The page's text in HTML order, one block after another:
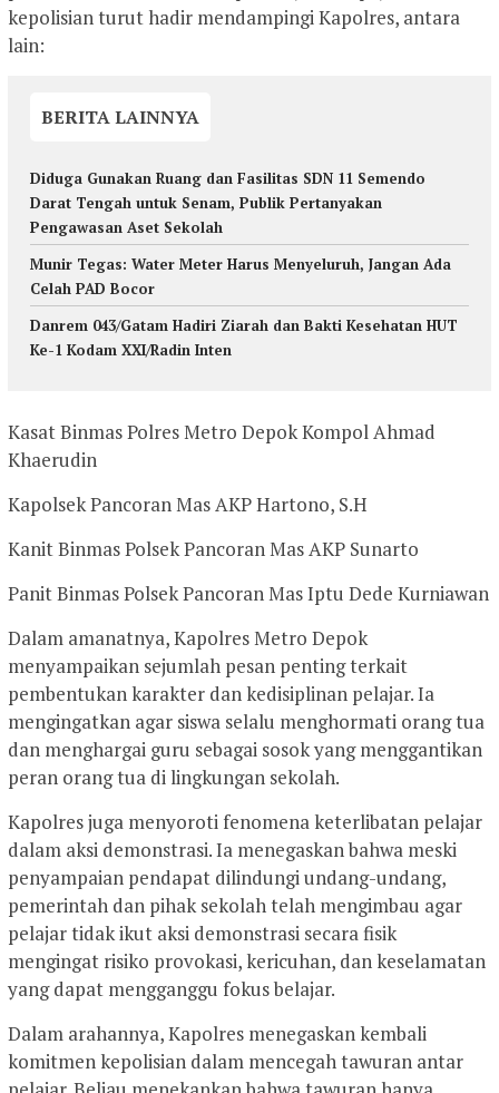
kepolisian turut hadir mendampingi Kapolres, antara
lain:
BERITA LAINNYA
Diduga Gunakan Ruang dan Fasilitas SDN 11 Semendo
Darat Tengah untuk Senam, Publik Pertanyakan
Pengawasan Aset Sekolah
Munir Tegas: Water Meter Harus Menyeluruh, Jangan Ada
Celah PAD Bocor
Danrem 043/Gatam Hadiri Ziarah dan Bakti Kesehatan HUT
Ke-1 Kodam XXI/Radin Inten
Kasat Binmas Polres Metro Depok Kompol Ahmad
Khaerudin
Kapolsek Pancoran Mas AKP Hartono, S.H
Kanit Binmas Polsek Pancoran Mas AKP Sunarto
Panit Binmas Polsek Pancoran Mas Iptu Dede Kurniawan
Dalam amanatnya, Kapolres Metro Depok
menyampaikan sejumlah pesan penting terkait
pembentukan karakter dan kedisiplinan pelajar. Ia
mengingatkan agar siswa selalu menghormati orang tua
dan menghargai guru sebagai sosok yang menggantikan
peran orang tua di lingkungan sekolah.
Kapolres juga menyoroti fenomena keterlibatan pelajar
dalam aksi demonstrasi. Ia menegaskan bahwa meski
penyampaian pendapat dilindungi undang-undang,
pemerintah dan pihak sekolah telah mengimbau agar
pelajar tidak ikut aksi demonstrasi secara fisik
mengingat risiko provokasi, kericuhan, dan keselamatan
yang dapat mengganggu fokus belajar.
Dalam arahannya, Kapolres menegaskan kembali
komitmen kepolisian dalam mencegah tawuran antar